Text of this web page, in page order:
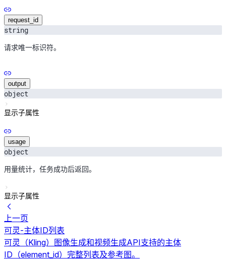
request_id
string
请求唯一标识符。
output
object
显示子属性
usage
object
用量统计，任务成功后返回。
显示子属性
上一页
可灵-主体ID列表
可灵（Kling）图像生成和视频生成API支持的主体
ID（element_id）完整列表及参考图。